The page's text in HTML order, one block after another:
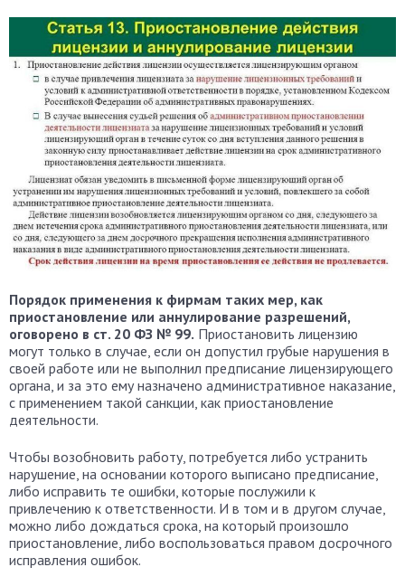
Порядок применения к фирмам таких мер, как
приостановление или аннулирование разрешений,
оговорено в ст. 20 ФЗ № 99. Приостановить лицензию
могут только в случае, если он допустил грубые нарушения в
своей работе или не выполнил предписание лицензирующего
органа, и за это ему назначено административное наказание,
с применением такой санкции, как приостановление
деятельности.
Чтобы возобновить работу, потребуется либо устранить
нарушение, на основании которого выписано предписание,
либо исправить те ошибки, которые послужили к
привлечению к ответственности. И в том и в другом случае,
можно либо дождаться срока, на который произошло
приостановление, либо воспользоваться правом досрочного
исправления ошибок.